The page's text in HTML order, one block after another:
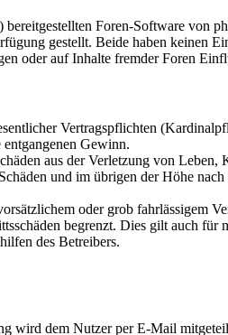
bereitgestellten Foren-Software von
gestellt. Beide haben keinen
oder auf Inhalte fremder Foren
Vertragspflichten
Gewinn.
aus der Verletzung von
und im übrigen der Höhe
oder grob fahrlässigem
begrenzt. Dies gilt auch für
des Betreibers.
wird dem Nutzer per E-Mail